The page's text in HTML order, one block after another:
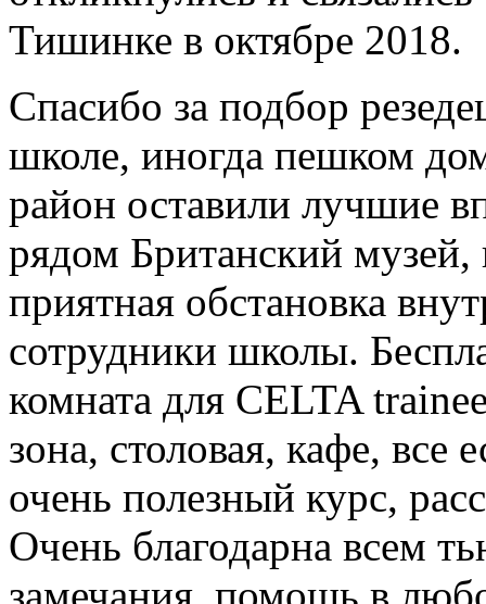
Тишинке в октябре 2018.
Спасибо за подбор
школе, иногда пешком
район оставили лучшие
рядом Британский музей,
приятная обстановка
сотрудники школы.
комната для CELTA
зона, столовая, кафе, все
очень полезный курс,
Очень благодарна всем